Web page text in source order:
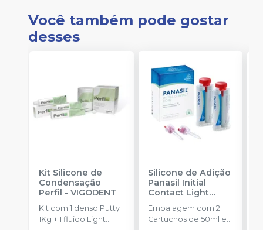
Você também pode gostar
desses
Kit Silicone de
Condensação
Perfil -VIGODENT
Kit com 1 denso Putty
1Kg + 1 fluido Light
Silicone de Adição
Panasil Initial
Contact Light
Normal Pack
ULTRADENT
Embalagem com 2
Cartuchos de 50ml e